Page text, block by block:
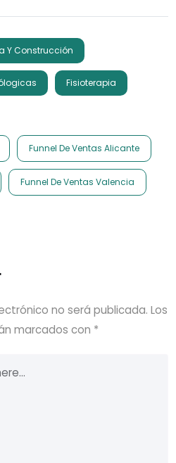
Y Construcción
Fisioterapia
Funnel De Ventas Alicante
Funnel De Ventas Valencia
no será publicada. Los
marcados con *